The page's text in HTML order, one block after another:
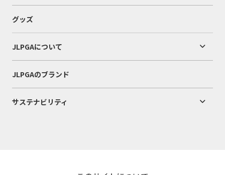
グッズ
JLPGAについて
JLPGAのブランド
サステナビリティ